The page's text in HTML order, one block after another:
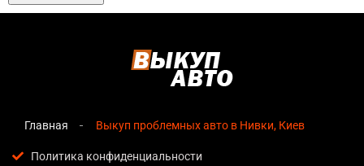
Киеввсего за 1 день.
проблемных авто в Нивки, Киев
озвучивается сразу после обращения, без скрытых
Прозрачные условия— все этапы сделки полностью
Главная Выкуп проблемных авто в Нивки, Киев
Политика конфиденциальности